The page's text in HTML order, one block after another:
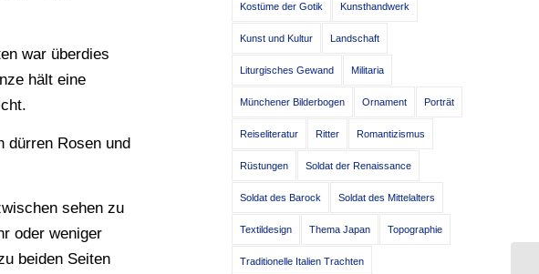
war überdies
hält eine
dürren Rosen und
sehen zu
oder weniger
beiden Seiten
Kostüme der Gotik Kunsthandwerk
Kunst und Kultur Landschaft
Liturgisches Gewand Militaria
Münchener Bilderbogen Ornament Porträt
Reiseliteratur Ritter Romantizismus
Rüstungen Soldat der Renaissance
Soldat des Barock Soldat des Mittelalters
Textildesign Thema Japan Topographie
Traditionelle Italien Trachten